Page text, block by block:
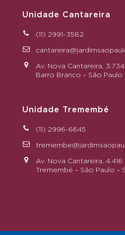
Unidade Cantareira
(11) 2991-3582
Av. Nova Cantareira, 3.734
Barro Branco – São Paulo
Unidade Tremembé
(11) 2996-6645
Av. Nova Cantareira, 4.416
Tremembé – São Paulo –